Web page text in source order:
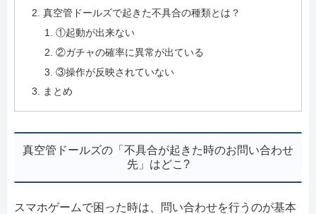
真空管ドールズで起きた不具合の種類とは？
①起動が出来ない
②ガチャの確率に異常が出ている
③操作が反映されていない
まとめ
真空管ドールズの「不具合が起きた時のお問い合わせ
先」はどこ?
スマホゲームで困った時は、問い合わせを行うのが基本